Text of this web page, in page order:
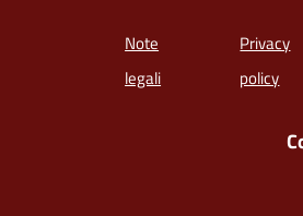
Note
legali
Privacy
policy